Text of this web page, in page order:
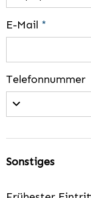
E-Mail *
Telefonnummer
Sonstiges